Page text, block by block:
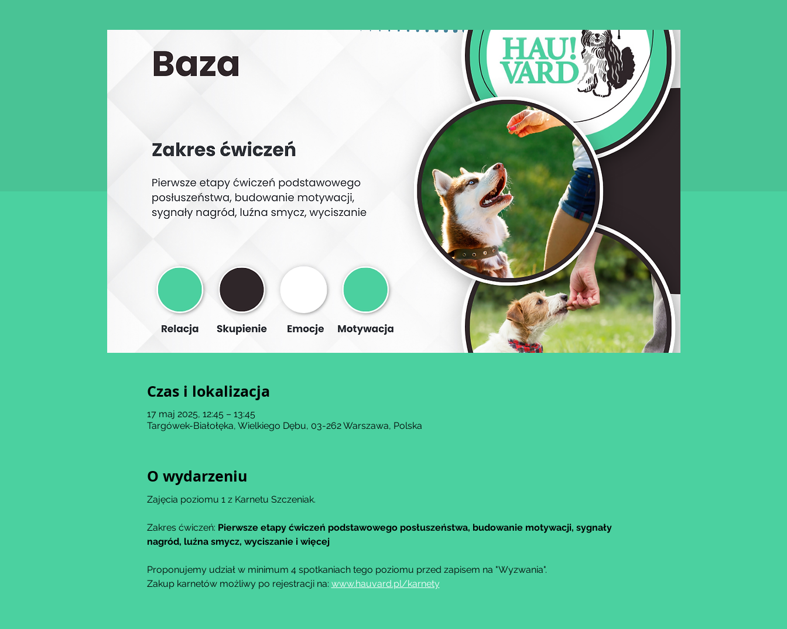
Czas i lokalizacja
17 maj 2025, 12:45 – 13:45
Targówek-Białołęka, Wielkiego Dębu, 03-262 Warszawa, Polska
O wydarzeniu
Zajęcia poziomu 1 z Karnetu Szczeniak.
Zakres ćwiczeń: Pierwsze etapy ćwiczeń podstawowego posłuszeństwa, budowanie motywacji, sygnały
nagród, luźna smycz, wyciszanie i więcej
Proponujemy udział w minimum 4 spotkaniach tego poziomu przed zapisem na "Wyzwania".
Zakup karnetów możliwy po rejestracji na: www.hauvard.pl/karnety